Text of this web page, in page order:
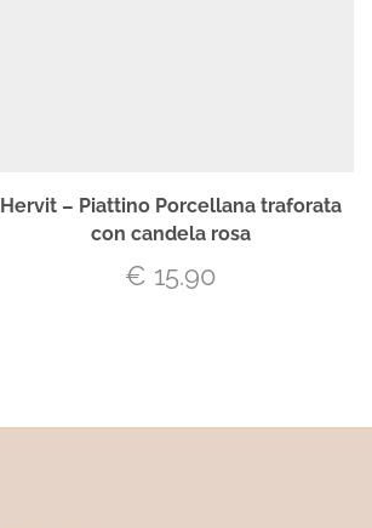
Hervit – Piattino Porcellana traforata
con candela rosa
€ 15.90